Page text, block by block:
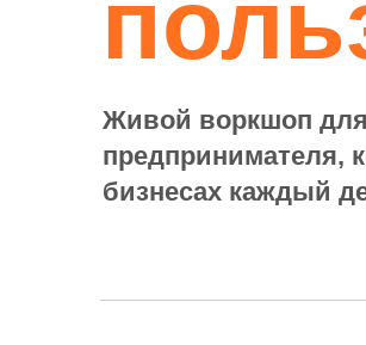
Живой воркшоп
предпринимателя,
бизнесах каждый